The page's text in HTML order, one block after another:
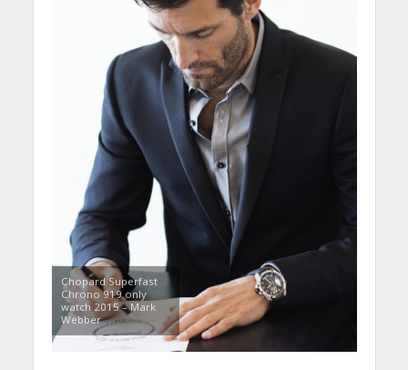
Chopard Superfast
Chrono 919 only
watch 2015 – Mark
Webber